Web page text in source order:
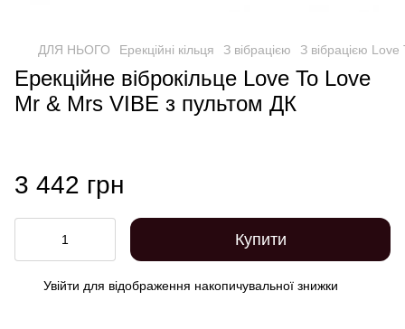
ДЛЯ НЬОГО Ерекційні кільця З вібрацією З вібрацією
Ерекційне віброкільце Love To Love
Mr & Mrs VIBE з пультом ДК
3 442 грн
Купити
Увійти для відображення накопичувальної знижки